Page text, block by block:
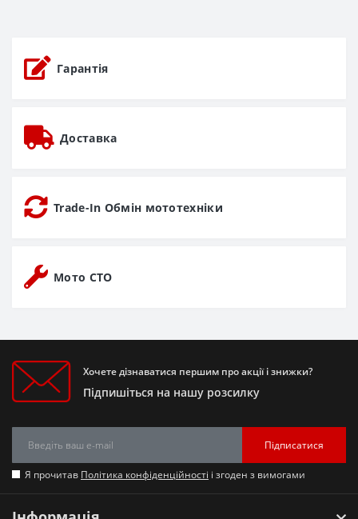
Гарантія
Доставка
Trade-In Обмін мототехніки
Мото СТО
Хочете дізнаватися першим про акції і знижки?
Підпишіться на нашу розсилку
Підписатися
Я прочитав Політика конфіденційності і згоден з вимогами